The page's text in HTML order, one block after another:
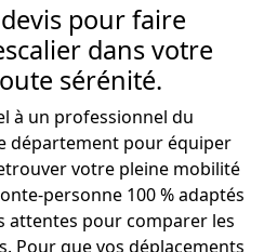
pour faire
dans votre
sérénité.
à un professionnel du
département pour équiper
votre pleine mobilité
personne 100 % adaptés
attentes pour comparer les
Pour que vos déplacements